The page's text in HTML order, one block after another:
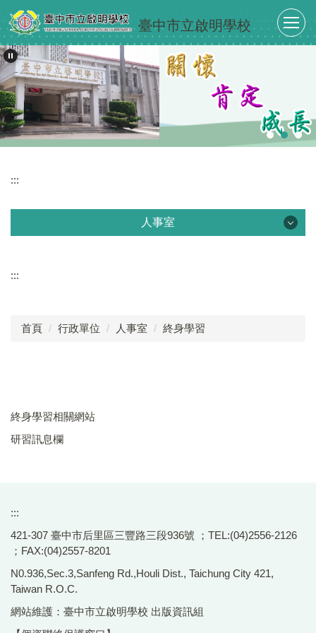
跳
到
主
要
內
容
區
臺中市立啟明學校
:::
人事室
法令規章
甄選專區
員工協助
性別主流化
:::
首頁 行政單位 人事室 終身學習
終身學習相關網站
研習訊息欄
:::
421-307 臺中市后里區三豐路三段936號 ；TEL:(04)2556-2126
；FAX:(04)2557-8201
N0.936,Sec.3,Sanfeng Rd.,Houli Dist., Taichung City 421,
Taiwan R.O.C.
網站維護：臺中市立啟明學校 出版資訊組